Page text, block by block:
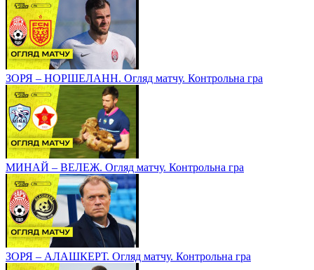
ЗОРЯ – НОРШЕЛАНН. Огляд матчу. Контрольна гра
МИНАЙ – ВЕЛЕЖ. Огляд матчу. Контрольна гра
ЗОРЯ – АЛАШКЕРТ. Огляд матчу. Контрольна гра